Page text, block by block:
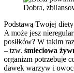
Dobra,
Podstawą Twojej
A może jesz
posiłków? W takim
– tzw. śmieciowa
organizm potrzebuje
dawek warzyw i